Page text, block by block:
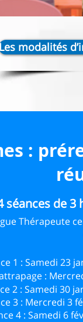
modalités
:
séances de 3
Thérapeute
1 : Samedi 23
:
2 : Samedi 30
3 : Mercredi 3
4 : Samedi 6